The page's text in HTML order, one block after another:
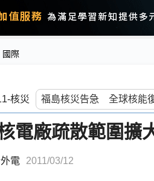
國際
核災
電廠疏散範圍擴
電 2011/03/12